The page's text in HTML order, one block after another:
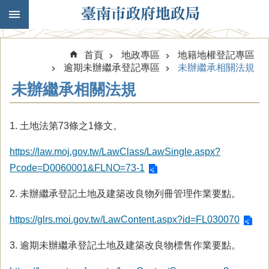
跳到主要內容區塊
首頁 地政專區
地籍地權登記專區
逾期未辦繼承登記專區
未辦繼承相關法規
未辦繼承相關法規
1. 土地法第73條之1條文。
https://law.moj.gov.tw/LawClass/LawSingle.aspx?
Pcode=D0060001&FLNO=73-1
2. 未辦繼承登記土地及建築改良物列冊管理作業要點。
https://glrs.moi.gov.tw/LawContent.aspx?id=FL030070
3. 逾期未辦繼承登記土地及建築改良物標售作業要點。